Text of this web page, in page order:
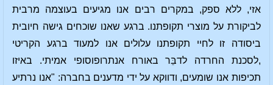
אזי, ללא ספק, במקרים רבים אנו מגיעים בעוצמה מרבית
לביקורת על מוצרי תקופתנו. ברגע שאנו שוכחים גישה חיובית
ביסודה זו לחיי תקופתנו עלולים אנו למעוד ברגע הקריטי
,לסכנת החרדה לדבֵּר באורח אנתרופוסופי אמיתי. באיזו
תכיפות אנו שומעים, ודווקא על ידי מדענים בחברה: "אנו נרתיע